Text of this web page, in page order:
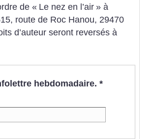
de « Le nez en l’air » à
route de Roc Hanou, 29470
d’auteur seront reversés à
hebdomadaire. *